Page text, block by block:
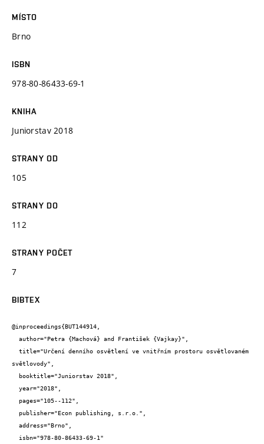
MÍSTO
Brno
ISBN
978-80-86433-69-1
KNIHA
Juniorstav 2018
STRANY OD
105
STRANY DO
112
STRANY POČET
7
BIBTEX
@inproceedings{BUT144914,
světlovody",